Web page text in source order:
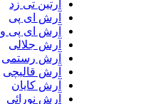
آرتین تی زد
آرش ای پی
آرش ای پی و مسیح
آرش جلالی
آرش رستمی
آرش قالیچی
آرش کایان
آرش نورائی